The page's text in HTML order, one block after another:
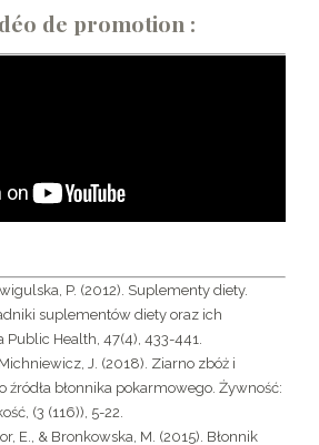
de promotion :
P. (2012). Suplementy diety.
suplementów diety oraz ich
Health, 47(4), 433-441.
J. (2018). Ziarno zbóż i
źródła błonnika pokarmowego. Żywność:
(3 (116)), 5-22.
E., & Bronkowska, M. (2015). Błonnik